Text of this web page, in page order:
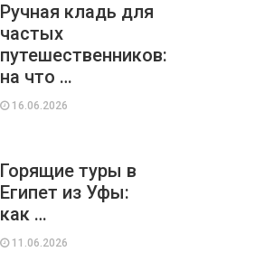
Ручная кладь для
частых
путешественников:
на что …
16.06.2026
Горящие туры в
Египет из Уфы:
как …
11.06.2026